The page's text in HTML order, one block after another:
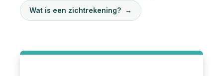
Wat is een zichtrekening? →